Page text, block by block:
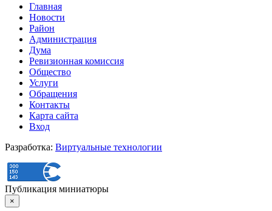
Главная
Новости
Район
Администрация
Дума
Ревизионная комиссия
Общество
Услуги
Обращения
Контакты
Карта сайта
Вход
Разработка: Виртуальные технологии
Публикация миниатюры
×